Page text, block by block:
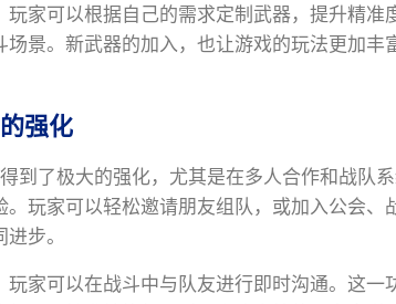
家可以根据自己的需求定制武器，提升精准
景。新武器的加入，也让游戏的玩法更加丰
强化
到了极大的强化，尤其是在多人合作和战队
玩家可以轻松邀请朋友组队，或加入公会、
步。
家可以在战斗中与队友进行即时沟通。这一